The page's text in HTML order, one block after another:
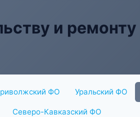
и ремонту
ФО Уральский ФО
Северо-Кавказский ФО